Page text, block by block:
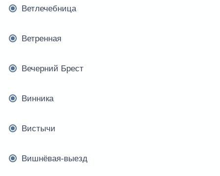
Ветлечебница
Ветренная
Вечерний Брест
Винника
Вистычи
Вишнёвая-выезд